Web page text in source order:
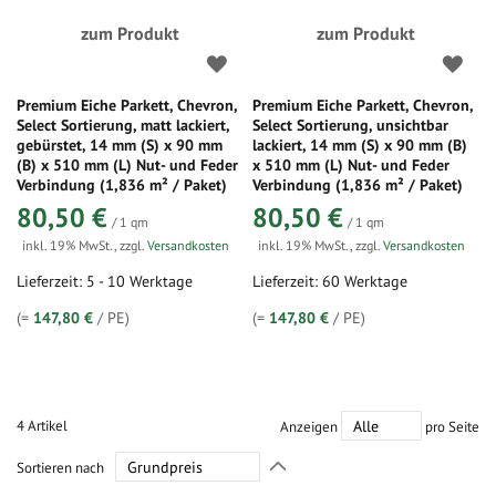
zum Produkt
Premium Eiche Parkett, Chevron,
Select Sortierung, matt lackiert,
gebürstet, 14 mm (S) x 90 mm
(B) x 510 mm (L) Nut- und Feder
Verbindung (1,836 m² / Paket)
80,50 € / 1 qm
inkl. 19% MwSt., zzgl. Versandkosten
Lieferzeit: 5 - 10 Werktage
(= 147,80 € / PE)
zum Produkt
Premium Eiche Parkett, Chevron,
Select Sortierung, unsichtbar
lackiert, 14 mm (S) x 90 mm (B)
x 510 mm (L) Nut- und Feder
Verbindung (1,836 m² / Paket)
80,50 € / 1 qm
inkl. 19% MwSt.,zzgl.Versandkosten
Lieferzeit: 60 Werktage
(= 147,80 € / PE)
4Artikel Anzeigen pro Seite
Sortieren nach